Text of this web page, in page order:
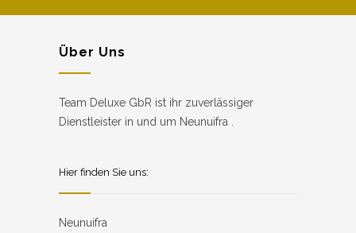
Über Uns
Team Deluxe GbR ist ihr zuverlässiger
Dienstleister in und um Neunuifra .
Hier finden Sie uns:
Neunuifra